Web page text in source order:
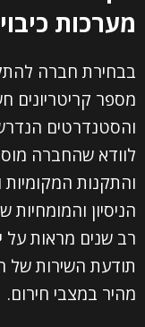
מערכות
בבחירת חברה
מספר קריטריונים
והסטנדרטים
לוודא שהחברה
והתקנות
הניסיון
רב שנים מראות על
תודעת השירות של
מהיר במצבי חירום.